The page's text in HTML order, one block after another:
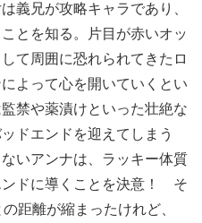
義兄が攻略キャラであり、
とを知る。片目が赤いオッ
て周囲に恐れられてきたロ
よって心を開いていくとい
禁や薬漬けといった壮絶な
ドエンドを迎えてしまう
いアンナは、ラッキー体質
ンドに導くことを決意！ そ
距離が縮まったけれど、